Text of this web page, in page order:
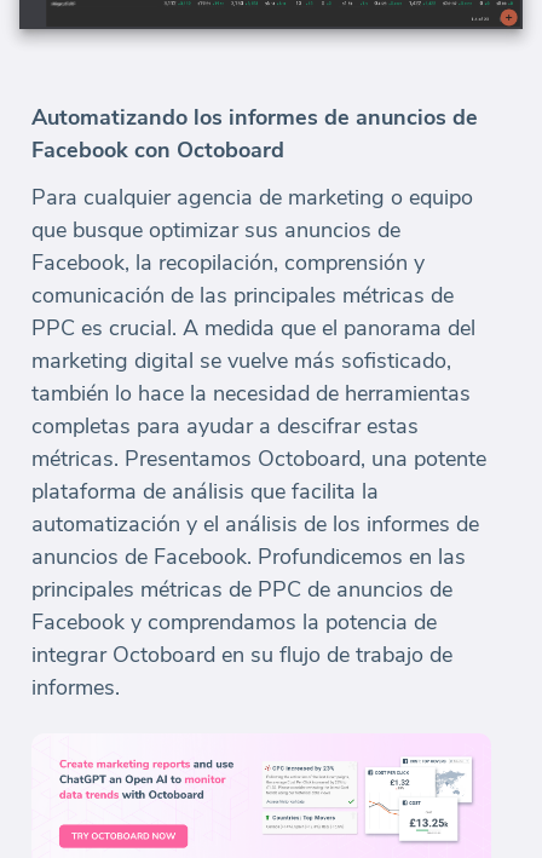
Automatizando los informes de anuncios de
Facebook con Octoboard
Para cualquier agencia de marketing o equipo
que busque optimizar sus anuncios de
Facebook, la recopilación, comprensión y
comunicación de las principales métricas de
PPC es crucial. A medida que el panorama del
marketing digital se vuelve más sofisticado,
también lo hace la necesidad de herramientas
completas para ayudar a descifrar estas
métricas. Presentamos Octoboard, una potente
plataforma de análisis que facilita la
automatización y el análisis de los informes de
anuncios de Facebook. Profundicemos en las
principales métricas de PPC de anuncios de
Facebook y comprendamos la potencia de
integrar Octoboard en su flujo de trabajo de
informes.